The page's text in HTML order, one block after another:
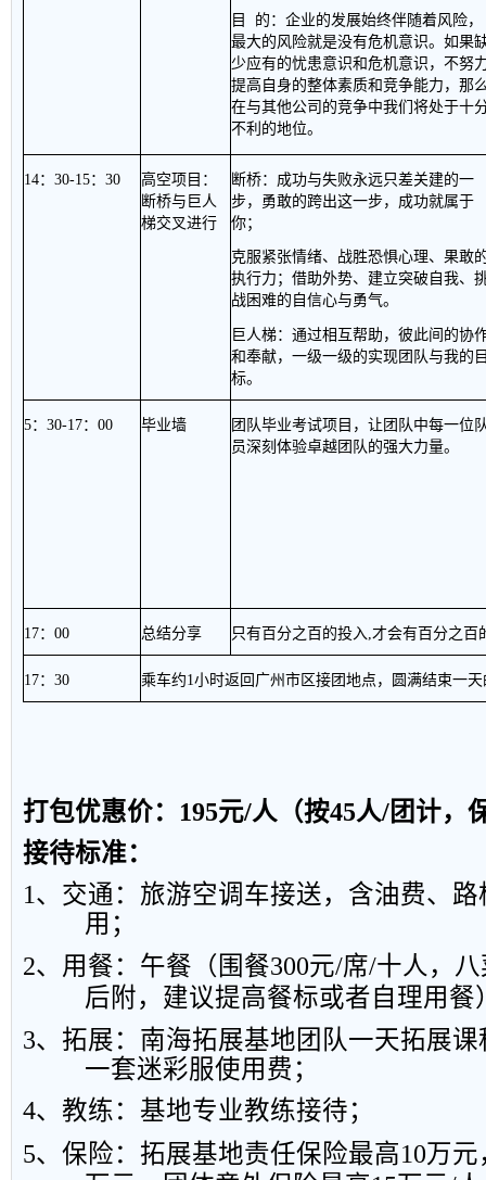
目
的：企业的发展始终伴随着风险，
最大的风险就是没有危机意识。如果
少应有的忧患意识和危机意识，不努
提高自身的整体素质和竞争能力，那
在与其他公司的竞争中我们将处于十
不利的地位。
14： 30-15： 30
高空项目：
断桥与巨人
梯交叉进行
断桥：成功与失败永远只差关建的一
步，勇敢的跨出这一步，成功就属于
你；
克服紧张情绪、战胜恐惧心理、果敢
执行力；借助外势、建立突破自我、
战困难的自信心与勇气。
巨人梯：通过相互帮助，彼此间的协
和奉献，一级一级的实现团队与我的
标。
5： 30-17： 00 毕业墙
团队毕业考试项目，让团队中每一位
员深刻体验卓越团队的强大力量。
17： 00 总结分享 只有百分之百的投入,才会有百分之百
17： 30 乘车约1小时返回广州市区接团地点，圆满结束一
打包优惠价： 195元/人（按45人/团计，
接待标准：
1、交通：旅游空调车接送，含油费、
用；
2、用餐： 午餐（围餐300元/席/十人，
后附，建议提高餐标或者自理用餐
3、拓展：南海拓展基地团队一天拓展
一套迷彩服使用费；
4、教练：基地专业教练接待；
5、保险： 拓展基地责任保险最高10万元